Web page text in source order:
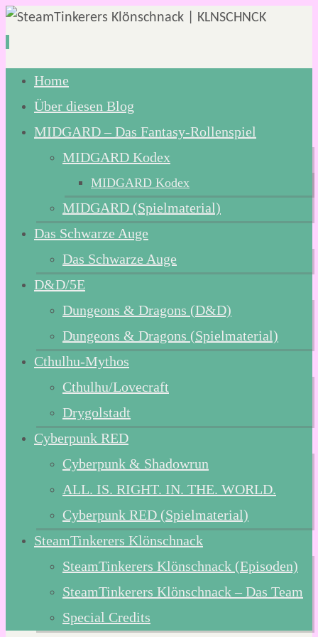
Zum
Inhalt
springen
Home
Über diesen Blog
MIDGARD – Das Fantasy-Rollenspiel
MIDGARD Kodex
MIDGARD Kodex
MIDGARD (Spielmaterial)
Das Schwarze Auge
Das Schwarze Auge
D&D/5E
Dungeons & Dragons (D&D)
Dungeons & Dragons (Spielmaterial)
Cthulhu-Mythos
Cthulhu/Lovecraft
Drygolstadt
Cyberpunk RED
Cyberpunk & Shadowrun
ALL. IS. RIGHT. IN. THE. WORLD.
Cyberpunk RED (Spielmaterial)
SteamTinkerers Klönschnack
SteamTinkerers Klönschnack (Episoden)
SteamTinkerers Klönschnack – Das Team
Special Credits